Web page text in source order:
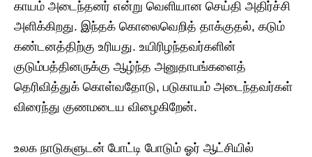
காயம் அடைந்தனர் என்று வெளியான செய்தி அதிர்ச்சி
அளிக்கிறது. இந்தக் கொலைவெறித் தாக்குதல், கடும்
கண்டனத்திற்கு உரியது. உயிரிழந்தவர்களின்
குடும்பத்தினருக்கு ஆழ்ந்த அனுதாபங்களைத்
தெரிவித்துக் கொள்வதோடு, படுகாயம் அடைந்தவர்கள்
விரைந்து குணமடைய விழைகிறேன்.
உலக நாடுகளுடன் போட்டி போடும் ஓர் ஆட்சியில்